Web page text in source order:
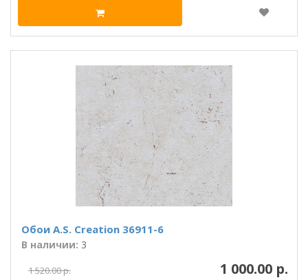
Обои A.S. Creation 36911-6
В наличии: 3
1 000.00 р.
1 520.00 р.